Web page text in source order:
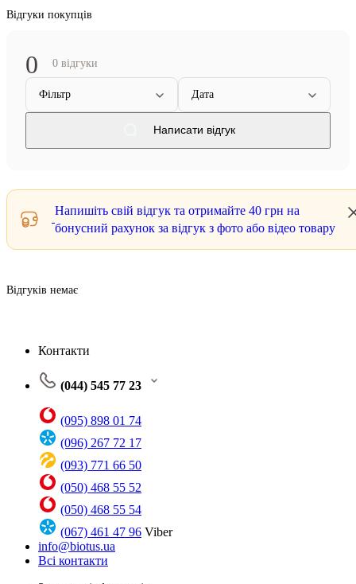
Відгуки покупців
0 0 відгуки
Фільтр Дата
Написати відгук
Напишіть свій відгук та отримайте 40 грн на
бонусний рахунок за відгук з фото або відео товару
Відгуків немає
Контакти
(044) 545 77 23
(095) 898 01 74
(096) 267 72 17
(093) 771 66 50
(050) 468 55 52
(050) 468 55 54
(067) 461 47 96 Viber
info@biotus.ua
Всі контакти